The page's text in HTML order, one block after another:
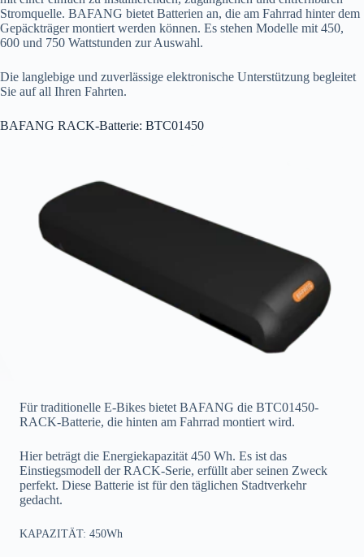
Stromquelle. BAFANG bietet Batterien an, die am Fahrrad hinter dem
Gepäckträger montiert werden können. Es stehen Modelle mit 450,
600 und 750 Wattstunden zur Auswahl.
Die langlebige und zuverlässige elektronische Unterstützung begleitet
Sie auf all Ihren Fahrten.
BAFANG RACK-Batterie: BTC01450
Für traditionelle E-Bikes bietet BAFANG die BTC01450-
RACK-Batterie, die hinten am Fahrrad montiert wird.
Hier beträgt die Energiekapazität 450 Wh. Es ist das
Einstiegsmodell der RACK-Serie, erfüllt aber seinen Zweck
perfekt. Diese Batterie ist für den täglichen Stadtverkehr
gedacht.
KAPAZITÄT: 450Wh